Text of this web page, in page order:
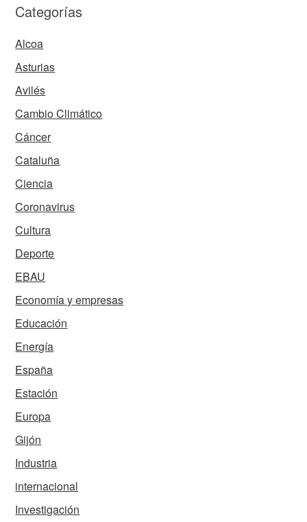
Categorías
Alcoa
Asturias
Avilés
Cambio Climático
Cáncer
Cataluña
Ciencia
Coronavirus
Cultura
Deporte
EBAU
Economía y empresas
Educación
Energía
España
Estación
Europa
Gijón
Industria
internacional
Investigación